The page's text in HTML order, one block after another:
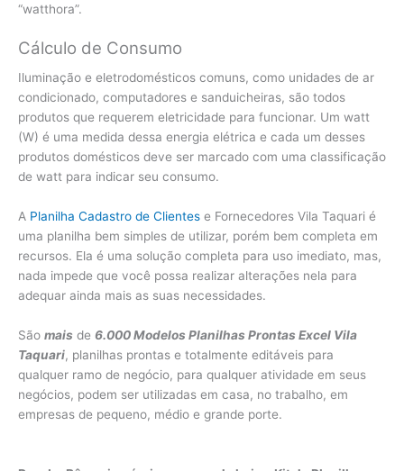
“watthora”.
Cálculo de Consumo
Iluminação e eletrodomésticos comuns, como unidades de ar
condicionado, computadores e sanduicheiras, são todos
produtos que requerem eletricidade para funcionar. Um watt
(W) é uma medida dessa energia elétrica e cada um desses
produtos domésticos deve ser marcado com uma classificação
de watt para indicar seu consumo.
A Planilha Cadastro de Clientes e Fornecedores Vila Taquari é
uma planilha bem simples de utilizar, porém bem completa em
recursos. Ela é uma solução completa para uso imediato, mas,
nada impede que você possa realizar alterações nela para
adequar ainda mais as suas necessidades.
São mais de 6.000 Modelos Planilhas Prontas Excel Vila
Taquari, planilhas prontas e totalmente editáveis para
qualquer ramo de negócio, para qualquer atividade em seus
negócios, podem ser utilizadas em casa, no trabalho, em
empresas de pequeno, médio e grande porte.